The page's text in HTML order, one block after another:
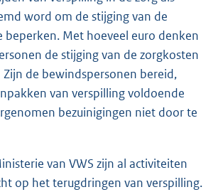
word om de stijging van de
beperken. Met hoeveel euro denken
de stijging van de zorgkosten
de bewindspersonen bereid,
van verspilling voldoende
bezuinigingen niet door te
van VWS zijn al activiteiten
op het terugdringen van verspilling.